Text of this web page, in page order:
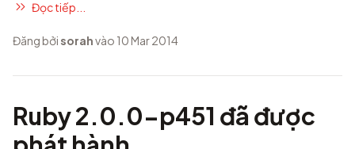
Đọc tiếp...
Đăng bởi sorahvào 10 Mar 2014
Ruby 2.0.0-p451 đã được